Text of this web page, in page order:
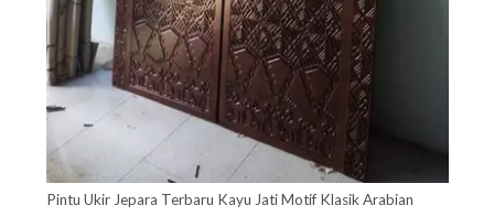
Pintu Ukir Jepara Terbaru Kayu Jati Motif Klasik Arabian